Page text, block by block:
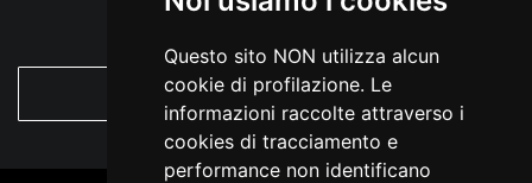
Questo sito NON utilizza alcun
cookie di profilazione. Le
informazioni raccolte attraverso i
cookies di tracciamento e
performance non identificano
VEDI TUTTE